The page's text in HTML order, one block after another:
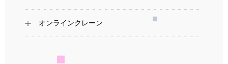
オンラインクレーン